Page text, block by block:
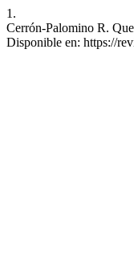
1.
Cerrón-Palomino R.
Disponible en: https://